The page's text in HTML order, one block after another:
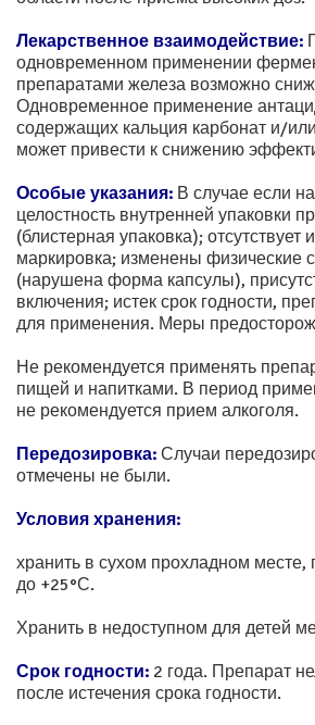
Лекарственное взаимодействие:
одновременном применении
препаратами железа возможно
Одновременное применение
содержащих кальция карбонат и/
может привести к снижению
Особые указания: В случае если
целостность внутренней упаковки
(блистерная упаковка); отсутствует
маркировка; изменены физические
(нарушена форма капсулы),
включения; истек срок годности,
для применения. Меры
Не рекомендуется применять
пищей и напитками. В период
не рекомендуется прием алкоголя.
Передозировка: Случаи
отмечены не были.
Условия хранения:
хранить в сухом прохладном месте,
до +25°С.
Хранить в недоступном для детей
Срок годности: 2 года. Препарат
после истечения срока годности.